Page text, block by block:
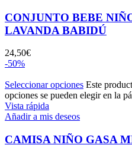
CONJUNTO BEBE
LAVANDA BABIDÚ
24,50€
-50%
Seleccionar opciones Este
opciones se pueden elegir en la
Vista rápida
Añadir a mis deseos
CAMISA NIÑO GASA